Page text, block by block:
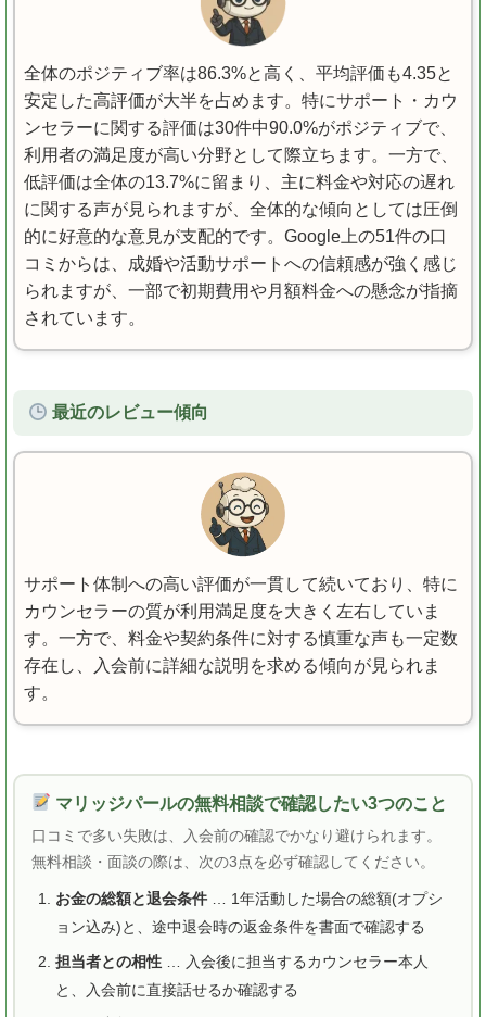
全体のポジティブ率は86.3%と高く、平均評価も4.35と
安定した高評価が大半を占めます。特にサポート・カウ
ンセラーに関する評価は30件中90.0%がポジティブで、
利用者の満足度が高い分野として際立ちます。一方で、
低評価は全体の13.7%に留まり、主に料金や対応の遅れ
に関する声が見られますが、全体的な傾向としては圧倒
的に好意的な意見が支配的です。Google上の51件の口
コミからは、成婚や活動サポートへの信頼感が強く感じ
られますが、一部で初期費用や月額料金への懸念が指摘
されています。
最近のレビュー傾向
サポート体制への高い評価が一貫して続いており、特に
カウンセラーの質が利用満足度を大きく左右していま
す。一方で、料金や契約条件に対する慎重な声も一定数
存在し、入会前に詳細な説明を求める傾向が見られま
す。
マリッジパールの無料相談で確認したい3つのこと
口コミで多い失敗は、入会前の確認でかなり避けられます。
無料相談・面談の際は、次の3点を必ず確認してください。
お金の総額と退会条件… 1年活動した場合の総額(オプシ
ョン込み)と、途中退会時の返金条件を書面で確認する
担当者との相性… 入会後に担当するカウンセラー本人
と、入会前に直接話せるか確認する